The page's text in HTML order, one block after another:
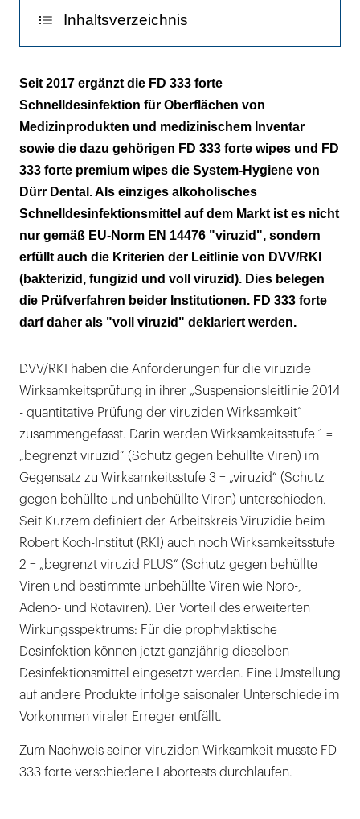
Inhaltsverzeichnis
Simulation praktischer Anwendung
Seit 2017 ergänzt die FD 333 forte
Schnelldesinfektion für Oberflächen von
Medizinprodukten und medizinischem Inventar
sowie die dazu gehörigen FD 333 forte wipes und FD
333 forte premium wipes die System-Hygiene von
Dürr Dental. Als einziges alkoholisches
Schnelldesinfektionsmittel auf dem Markt ist es nicht
nur gemäß EU-Norm EN 14476 "viruzid", sondern
erfüllt auch die Kriterien der Leitlinie von DVV/RKI
(bakterizid, fungizid und voll viruzid). Dies belegen
die Prüfverfahren beider Institutionen. FD 333 forte
darf daher als "voll viruzid" deklariert werden.
DVV/RKI haben die Anforderungen für die viruzide
Wirksamkeitsprüfung in ihrer „Suspensionsleitlinie 2014
- quantitative Prüfung der viruziden Wirksamkeit“
zusammengefasst. Darin werden Wirksamkeitsstufe 1 =
„begrenzt viruzid“ (Schutz gegen behüllte Viren) im
Gegensatz zu Wirksamkeitsstufe 3 = „viruzid“ (Schutz
gegen behüllte und unbehüllte Viren) unterschieden.
Seit Kurzem definiert der Arbeitskreis Viruzidie beim
Robert Koch-Institut (RKI) auch noch Wirksamkeitsstufe
2 = „begrenzt viruzid PLUS“ (Schutz gegen behüllte
Viren und bestimmte unbehüllte Viren wie Noro-,
Adeno- und Rotaviren). Der Vorteil des erweiterten
Wirkungsspektrums: Für die prophylaktische
Desinfektion können jetzt ganzjährig dieselben
Desinfektionsmittel eingesetzt werden. Eine Umstellung
auf andere Produkte infolge saisonaler Unterschiede im
Vorkommen viraler Erreger entfällt.
Zum Nachweis seiner viruziden Wirksamkeit musste FD
333 forte verschiedene Labortests durchlaufen.